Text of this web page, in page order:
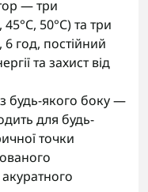
— три
50°С) та три
6 год, постійний
та захист від
будь-якого боку —
для будь-
точки